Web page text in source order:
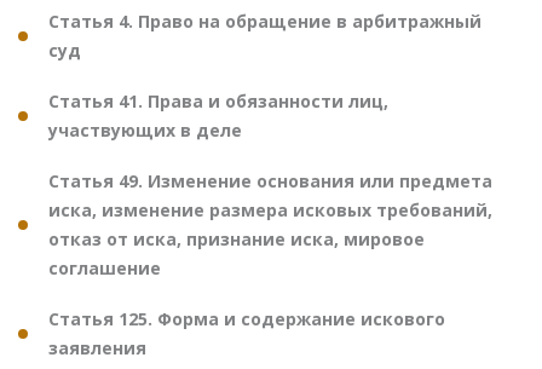
Статья 4. Право на обращение в арбитражный
суд
Статья 41. Права и обязанности лиц,
участвующих в деле
Статья 49. Изменение основания или предмета
иска, изменение размера исковых требований,
отказ от иска, признание иска, мировое
соглашение
Статья 125. Форма и содержание искового
заявления